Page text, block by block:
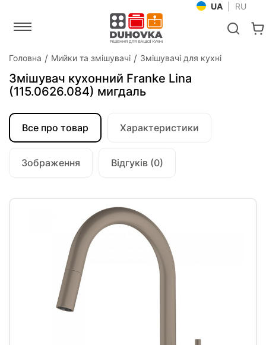
UA RU
Головна Мийки та змішувачі Змішувачі для кухні
Змішувач кухонний Franke Lina
(115.0626.084) мигдаль
Все про товар Характеристики
Зображення Відгуків (0)